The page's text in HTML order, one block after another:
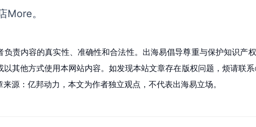
More。
负责内容的真实性、准确性和合法性。出海易倡导尊重与保护知识产
其他方式使用本网站内容。如发现本站文章存在版权问题，烦请联
源：亿邦动力，本文为作者独立观点，不代表出海易立场。